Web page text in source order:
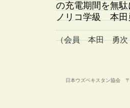
の充電期間を無
ノリコ学級 本田
（会員 本田 勇次
日本ウズベキスタン協会